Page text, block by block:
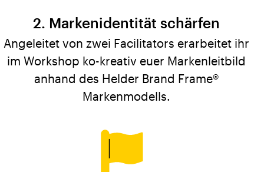
Markenidentität schärfen
Angeleitet von zwei Facilitators erarbeitet ihr
im Workshop ko-kreativ euer Markenleitbild
anhand des Helder Brand Frame®
Markenmodells.